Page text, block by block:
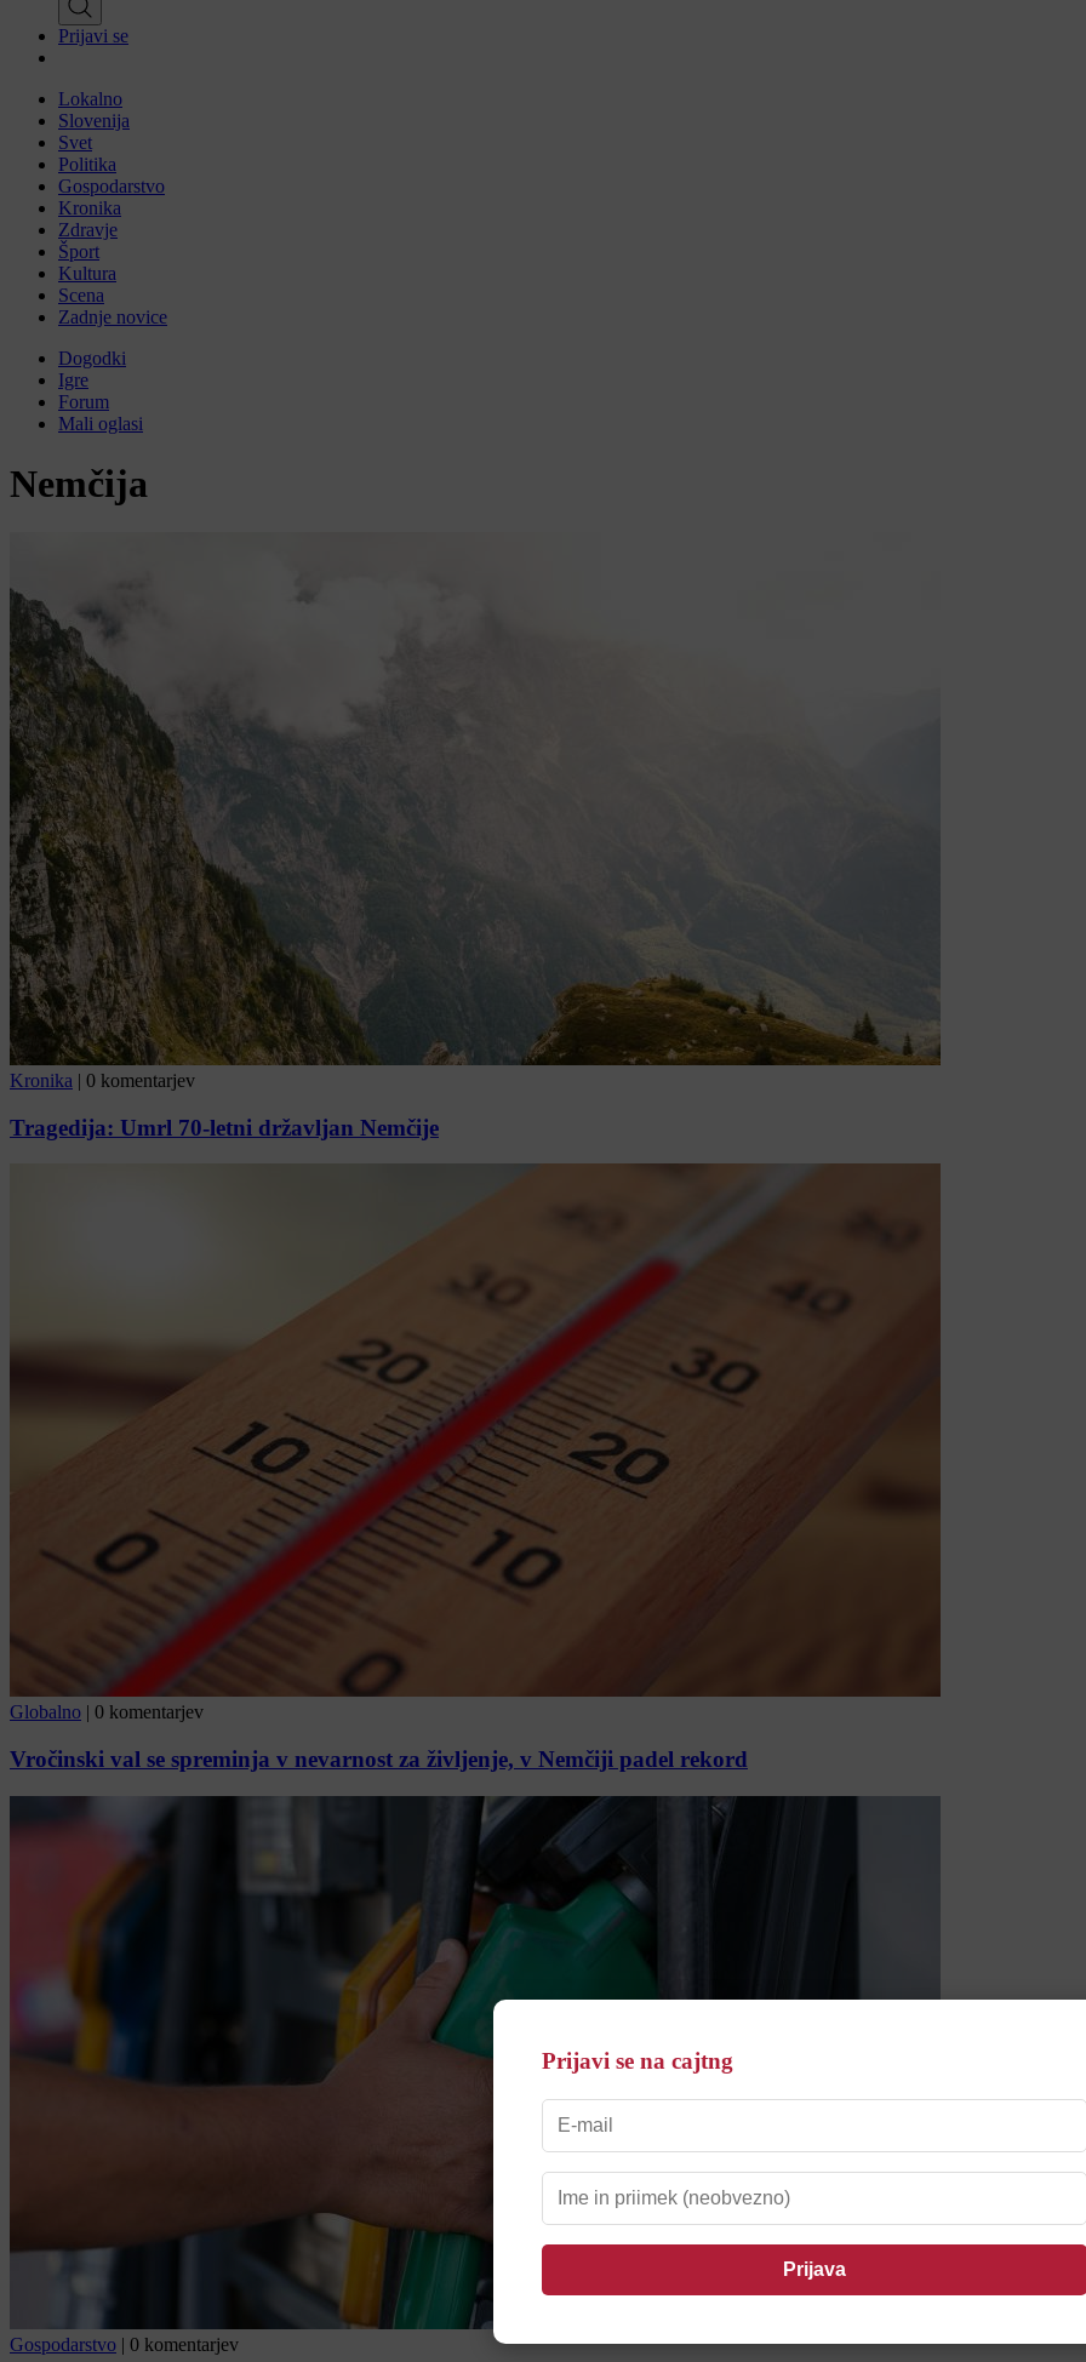
Prijavi se
Lokalno
Slovenija
Svet
Politika
Gospodarstvo
Kronika
Zdravje
Šport
Kultura
Scena
Zadnje novice
Dogodki
Igre
Forum
Mali oglasi
Nemčija
Kronika | 0 komentarjev
Tragedija: Umrl 70-letni državljan Nemčije
Globalno 0 komentarjev
Vročinski val se spreminja v nevarnost za življenje, v Nemčiji padel rekord
Gospodarstvo | 0 komentarjev
Prijavi se na cajtng